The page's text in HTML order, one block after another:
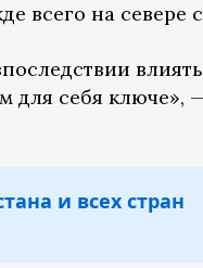
всего на севере
влиять
для себя ключе»,
и всех стран